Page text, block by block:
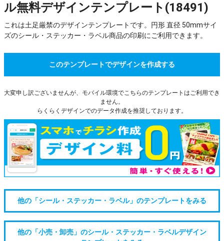
ル無料デザインテンプレート(18491)
これは土足厳禁のデザインテンプレートです。円形 直径 50mmサイ
ズのシール・ステッカー・ラベル商品の印刷にご利用できます。
このテンプレートでデザインを作成する
大変申し訳ございませんが、モバイル環境でこちらのテンプレートはご利用でき
ません。
らくらくデザインでのデータ作成を推奨しております。
他の「シール・ステッカー・ラベル」のテンプレートをみる
他の「小売・卸売」のシール・ステッカー・ラベルデザイン